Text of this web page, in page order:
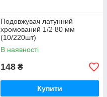
Подовжувач латунний
хромований 1/2 80 мм
(10/220шт)
В наявності
148 ₴
Купити